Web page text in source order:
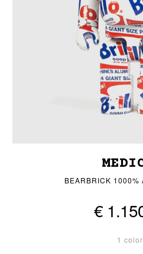
BEARBRICK 1000%
€
1